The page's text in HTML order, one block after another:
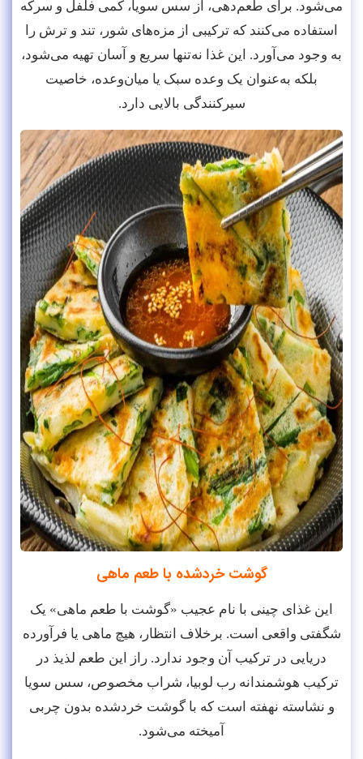
می‌شود. برای طعم‌دهی، از سس سویا، کمی فلفل و سرکه
استفاده می‌کنند که ترکیبی از مزه‌های شور، تند و ترش را
به وجود می‌آورد. این غذا نه‌تنها سریع و آسان تهیه می‌شود،
بلکه به‌عنوان یک وعده سبک یا میان‌وعده، خاصیت
سیرکنندگی بالایی دارد.
گوشت خردشده با طعم ماهی
این غذای چینی با نام عجیب «گوشت با طعم ماهی» یک
شگفتی واقعی است. برخلاف انتظار، هیچ ماهی یا فرآورده
دریایی در ترکیب آن وجود ندارد. راز این طعم لذیذ در
ترکیب هوشمندانه رب لوبیا، شراب مخصوص، سس سویا
و نشاسته نهفته است که با گوشت خردشده بدون چربی
آمیخته می‌شود.